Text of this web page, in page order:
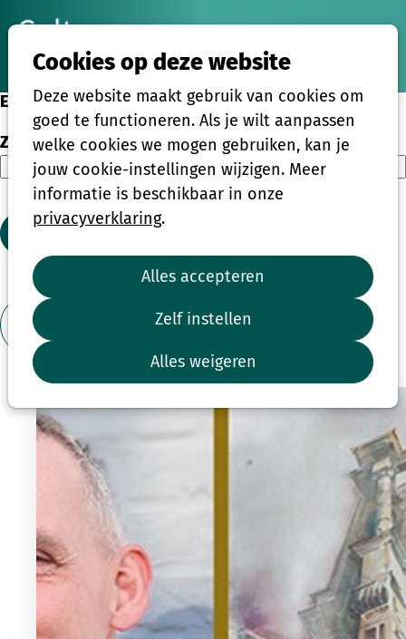
Cookies op deze website
Deze website maakt gebruik van cookies om
goed te functioneren. Als je wilt aanpassen
welke cookies we mogen gebruiken, kan je
jouw cookie-instellingen wijzigen. Meer
informatie is beschikbaar in onze
privacyverklaring.
Alles accepteren
Zelf instellen
Alles weigeren
Eenmalige activiteiten
Zoeken
Zoeken
2 3 4 ...